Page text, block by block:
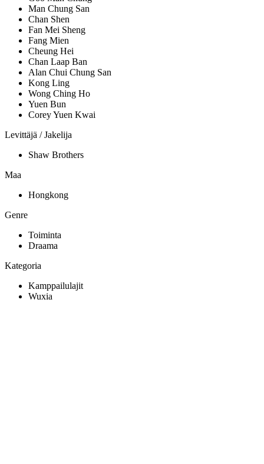
Man Chung San
Chan Shen
Fan Mei Sheng
Fang Mien
Cheung Hei
Chan Laap Ban
Alan Chui Chung San
Kong Ling
Wong Ching Ho
Yuen Bun
Corey Yuen Kwai
Levittäjä / Jakelija
Shaw Brothers
Maa
Hongkong
Genre
Toiminta
Draama
Kategoria
Kamppailulajit
Wuxia